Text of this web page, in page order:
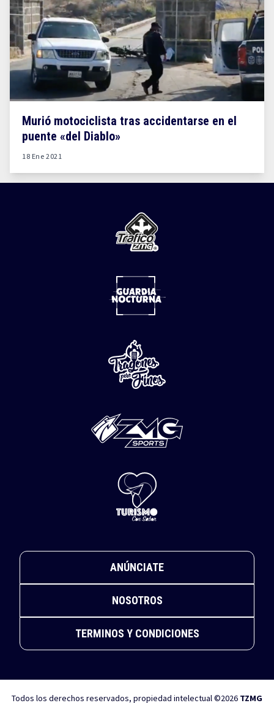
Murió motociclista tras accidentarse en el
puente «del Diablo»
18 Ene 2021
ANÚNCIATE
NOSOTROS
TERMINOS Y CONDICIONES
Todos los derechos reservados, propiedad intelectual ©2026 TZMG